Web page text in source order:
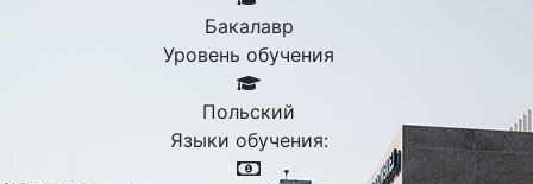
Бакалавр
Уровень обучения
Польский
Языки обучения: